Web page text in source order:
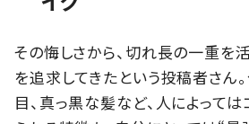
その悔しさから、切れ長の一重を
を追求してきたという投稿者さん
目、真っ黒な髪など、人によって